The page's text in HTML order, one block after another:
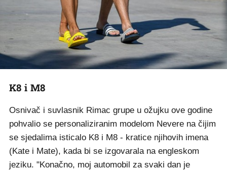
K8 i M8
Osnivač i suvlasnik Rimac grupe u ožujku ove godine
pohvalio se personaliziranim modelom Nevere na čijim
se sjedalima isticalo K8 i M8 - kratice njihovih imena
(Kate i Mate), kada bi se izgovarala na engleskom
jeziku. "Konačno, moj automobil za svaki dan je